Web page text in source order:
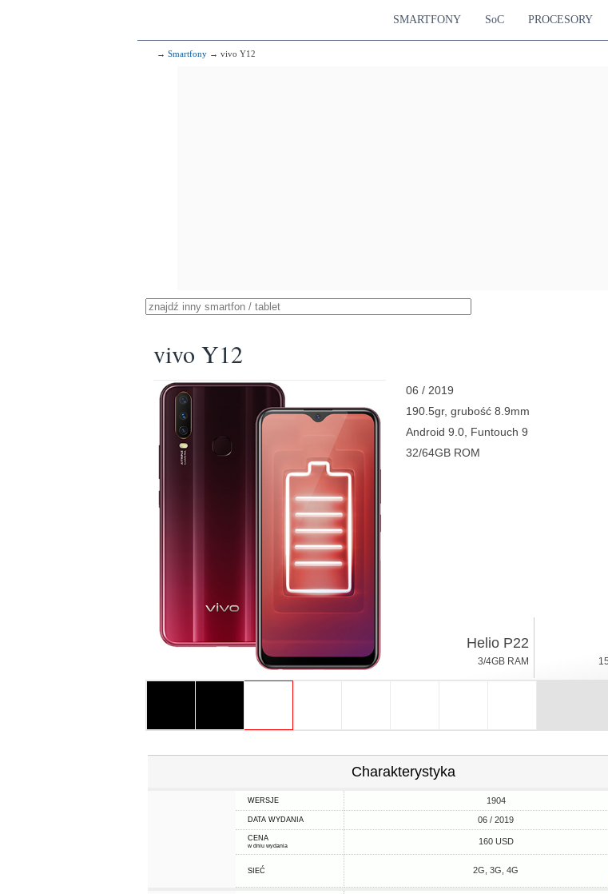
SMARTFONY SoC PROCESORY
→ Smartfony → vivo Y12
vivo Y12
06 / 2019
190.5gr, grubość 8.9mm
Android 9.0, Funtouch 9
32/64GB ROM
Helio P22
3/4GB RAM
Charakterystyka
WERSJE 1904
DATA WYDANIA 06 / 2019
CENA
w dniu wydania 160 USD
SIEĆ 2G, 3G, 4G